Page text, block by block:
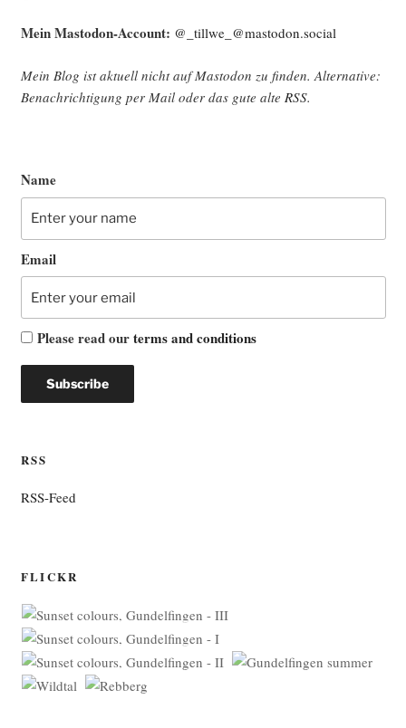
Mein Mast­o­don-Account: @_tillwe_@mastodon.social
Mein Blog ist aktu­ell nicht auf Mast­o­don zu fin­den. Alter­na­ti­ve:
Benach­rich­ti­gung per Mail oder das gute alte RSS.
Name
Email
Please read ourterms and conditions
RSS
RSS-Feed
FLICKR